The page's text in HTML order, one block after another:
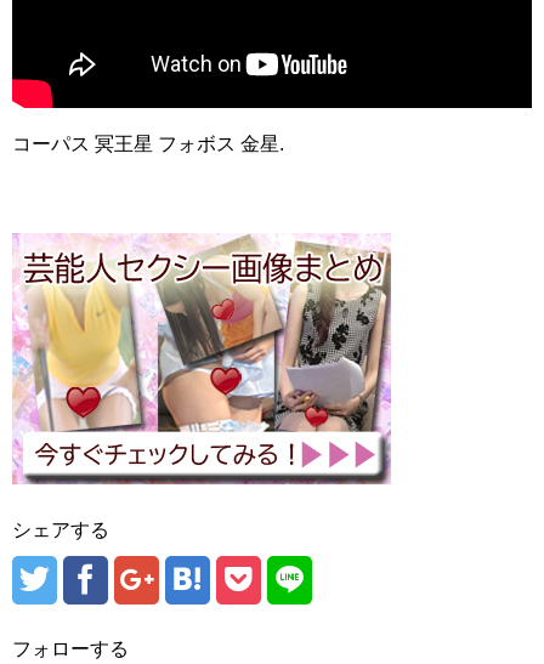
コーパス 冥王星 フォボス 金星.
シェアする
フォローする